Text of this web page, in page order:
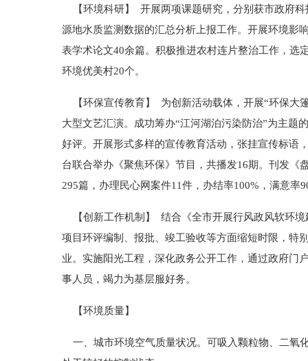
【环境科研】 开展两项课题研究，分别获市政府科
源地水质监测数据的汇总分析上报工作。开展环境影
表学术论文40余篇。积极推进农村连片整治工作，选
环境优美村20个。
【环保宣传教育】 为创新活动载体，开展“环保大
大型文艺汇演。成功筹办“江河湖泊污染防治”为主题
好评。开展形式多样的宣传教育活动，张挂宣传标语
台联合举办《聚焦环保》节目，共播发16期。刊发《
295篇，办理民心网案件11件，办结率100%，满意
【创新工作机制】 结合《全市开展行风政风软环境
项目环评编制、报批、竣工验收等方面缩短时限，特
业。实施阳光工程，深化政务公开工作，通过政府门
事人员，竭力为基层服好务。
【环境质量】
一、城市环境空气质量状况。可吸入颗粒物、二氧